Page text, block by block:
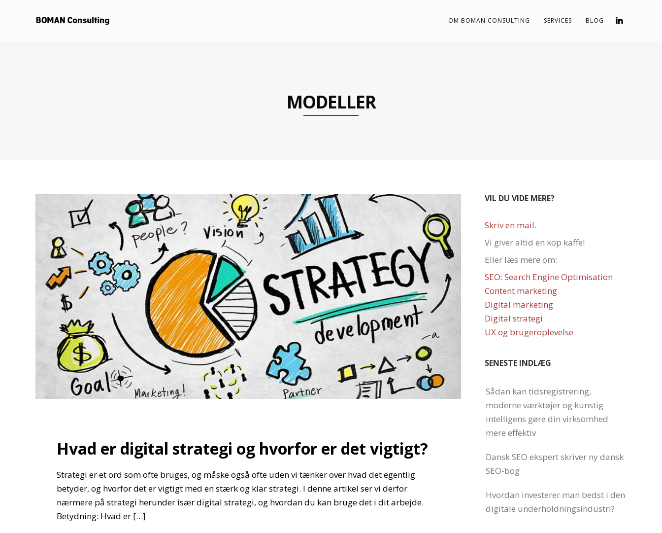
OM BOMAN CONSULTING SERVICES BLOG
MODELLER
Hvad er digital strategi og hvorfor er det vigtigt?
Strategi er et ord som ofte bruges, og måske også ofte uden vi tænker over hvad det egentlig
betyder, og hvorfor det er vigtigt med en stærk og klar strategi. I denne artikel ser vi derfor
nærmere på strategi herunder især digital strategi, og hvordan du kan bruge det i dit arbejde.
Betydning: Hvad er […]
VIL DU VIDE MERE?
Skriv en mail.
Vi giver altid en kop kaffe!
Eller læs mere om:
SEO: Search Engine Optimisation
Content marketing
Digital marketing
Digital strategi
UX og brugeroplevelse
SENESTE INDLÆG
Sådan kan tidsregistrering,
moderne værktøjer og kunstig
intelligens gøre din virksomhed
mere effektiv
Dansk SEO ekspert skriver ny dansk
SEO-bog
Hvordan investerer man bedst i den
digitale underholdningsindustri?